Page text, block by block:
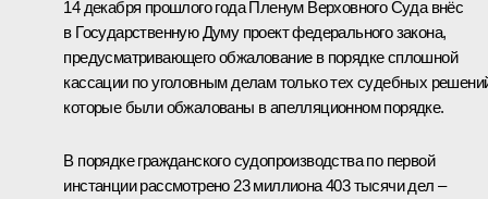
14 декабря прошлого года Пленум Верховного Суда внёс
в Государственную Думу проект федерального закона,
предусматривающего обжалование в порядке сплошной
кассации по уголовным делам только тех судебных
которые были обжалованы в апелляционном порядке.
В порядке гражданского судопроизводства по первой
инстанции рассмотрено 23 миллиона 403 тысячи дел –